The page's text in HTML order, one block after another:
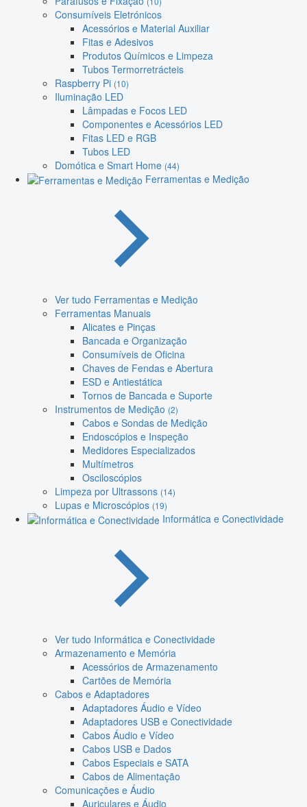
Consumíveis Eletrónicos
Acessórios e Material Auxiliar
Fitas e Adesivos
Produtos Químicos e Limpeza
Tubos Termorretrácteis
Raspberry Pi (10)
Iluminação LED
Lâmpadas e Focos LED
Componentes e Acessórios LED
Fitas LED e RGB
Tubos LED
Domótica e Smart Home (44)
Ferramentas e Medição
Ver tudo Ferramentas e Medição
Ferramentas Manuais
Alicates e Pinças
Bancada e Organização
Consumíveis de Oficina
Chaves de Fendas e Abertura
ESD e Antiestática
Tornos de Bancada e Suporte
Instrumentos de Medição (2)
Cabos e Sondas de Medição
Endoscópios e Inspeção
Medidores Especializados
Multímetros
Osciloscópios
Limpeza por Ultrassons (14)
Lupas e Microscópios (19)
Informática e Conectividade
Ver tudo Informática e Conectividade
Armazenamento e Memória
Acessórios de Armazenamento
Cartões de Memória
Cabos e Adaptadores
Adaptadores Áudio e Vídeo
Adaptadores USB e Conectividade
Cabos Áudio e Vídeo
Cabos USB e Dados
Cabos Especiais e SATA
Cabos de Alimentação
Comunicações e Áudio
Auriculares e Áudio